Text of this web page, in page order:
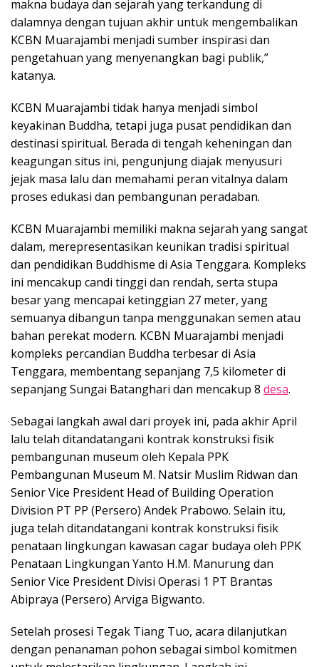
makna budaya dan sejarah yang terkandung di
dalamnya dengan tujuan akhir untuk mengembalikan
KCBN Muarajambi menjadi sumber inspirasi dan
pengetahuan yang menyenangkan bagi publik,”
katanya.
KCBN Muarajambi tidak hanya menjadi simbol
keyakinan Buddha, tetapi juga pusat pendidikan dan
destinasi spiritual. Berada di tengah keheningan dan
keagungan situs ini, pengunjung diajak menyusuri
jejak masa lalu dan memahami peran vitalnya dalam
proses edukasi dan pembangunan peradaban.
KCBN Muarajambi memiliki makna sejarah yang sangat
dalam, merepresentasikan keunikan tradisi spiritual
dan pendidikan Buddhisme di Asia Tenggara. Kompleks
ini mencakup candi tinggi dan rendah, serta stupa
besar yang mencapai ketinggian 27 meter, yang
semuanya dibangun tanpa menggunakan semen atau
bahan perekat modern. KCBN Muarajambi menjadi
kompleks percandian Buddha terbesar di Asia
Tenggara, membentang sepanjang 7,5 kilometer di
sepanjang Sungai Batanghari dan mencakup 8 desa.
Sebagai langkah awal dari proyek ini, pada akhir April
lalu telah ditandatangani kontrak konstruksi fisik
pembangunan museum oleh Kepala PPK
Pembangunan Museum M. Natsir Muslim Ridwan dan
Senior Vice President Head of Building Operation
Division PT PP (Persero) Andek Prabowo. Selain itu,
juga telah ditandatangani kontrak konstruksi fisik
penataan lingkungan kawasan cagar budaya oleh PPK
Penataan Lingkungan Yanto H.M. Manurung dan
Senior Vice President Divisi Operasi 1 PT Brantas
Abipraya (Persero) Arviga Bigwanto.
Setelah prosesi Tegak Tiang Tuo, acara dilanjutkan
dengan penanaman pohon sebagai simbol komitmen